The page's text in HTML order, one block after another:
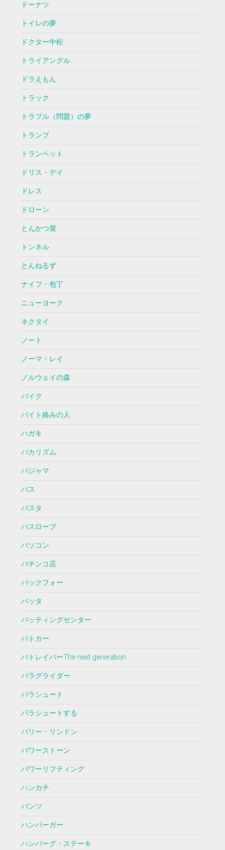
ドーナツ
トイレの夢
ドクター中松
トライアングル
ドラえもん
トラック
トラブル（問題）の夢
トランプ
トランペット
ドリス・デイ
ドレス
ドローン
とんかつ屋
トンネル
とんねるず
ナイフ・包丁
ニューヨーク
ネクタイ
ノート
ノーマ・レイ
ノルウェイの森
バイク
バイト絡みの人
ハガキ
バカリズム
パジャマ
バス
パスタ
バスローブ
パソコン
パチンコ店
バックフォー
バッタ
バッティングセンター
パトカー
パトレイバーThe next generation
パラグライダー
パラシュート
パラシュートする
バリー・リンドン
パワーストーン
パワーリフティング
ハンカチ
パンツ
ハンバーガー
ハンバーグ・ステーキ